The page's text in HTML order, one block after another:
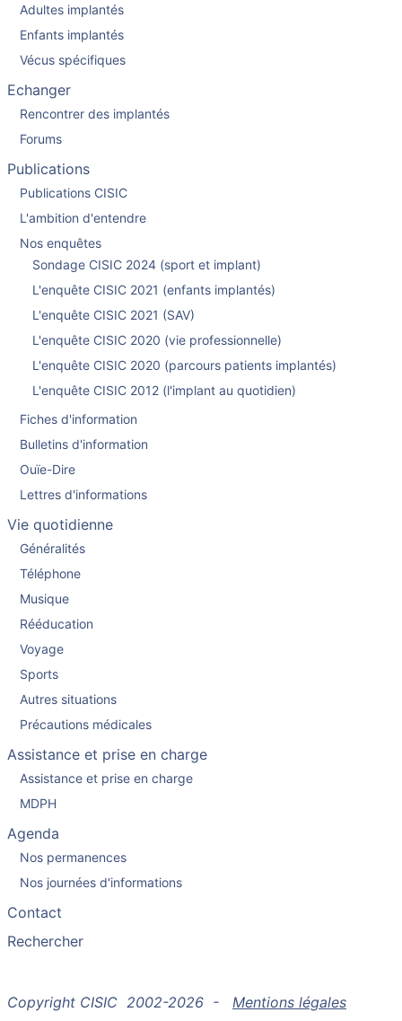
Adultes implantés
Enfants implantés
Vécus spécifiques
Echanger
Rencontrer des implantés
Forums
Publications
Publications CISIC
L'ambition d'entendre
Nos enquêtes
Sondage CISIC 2024 (sport et implant)
L'enquête CISIC 2021 (enfants implantés)
L'enquête CISIC 2021 (SAV)
L'enquête CISIC 2020 (vie professionnelle)
L'enquête CISIC 2020 (parcours patients implantés)
L'enquête CISIC 2012 (l'implant au quotidien)
Fiches d'information
Bulletins d'information
Ouïe-Dire
Lettres d'informations
Vie quotidienne
Généralités
Téléphone
Musique
Rééducation
Voyage
Sports
Autres situations
Précautions médicales
Assistance et prise en charge
Assistance et prise en charge
MDPH
Agenda
Nos permanences
Nos journées d'informations
Contact
Rechercher
Copyright CISIC 2002-2026 - Mentions légales